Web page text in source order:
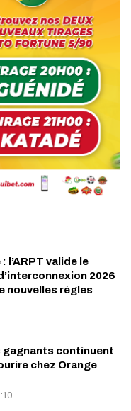
l’ARPT valide le
2026
nouvelles règles
gagnants continuent
chez Orange